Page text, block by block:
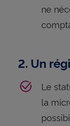
ne
2. Un
Le
la